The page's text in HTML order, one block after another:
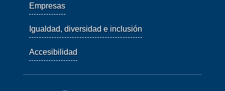
Empresas
Igualdad, diversidad e inclusión
Accesibilidad